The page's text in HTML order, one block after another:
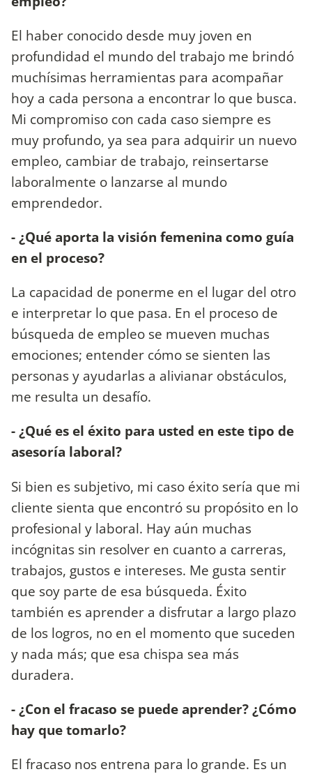
El haber conocido desde muy joven en
profundidad el mundo del trabajo me brindó
muchísimas herramientas para acompañar
hoy a cada persona a encontrar lo que busca.
Mi compromiso con cada caso siempre es
muy profundo, ya sea para adquirir un nuevo
empleo, cambiar de trabajo, reinsertarse
laboralmente o lanzarse al mundo
emprendedor.
- ¿Qué aporta la visión femenina como guía
en el proceso?
La capacidad de ponerme en el lugar del otro
e interpretar lo que pasa. En el proceso de
búsqueda de empleo se mueven muchas
emociones; entender cómo se sienten las
personas y ayudarlas a alivianar obstáculos,
me resulta un desafío.
- ¿Qué es el éxito para usted en este tipo de
asesoría laboral?
Si bien es subjetivo, mi caso éxito sería que mi
cliente sienta que encontró su propósito en lo
profesional y laboral. Hay aún muchas
incógnitas sin resolver en cuanto a carreras,
trabajos, gustos e intereses. Me gusta sentir
que soy parte de esa búsqueda. Éxito
también es aprender a disfrutar a largo plazo
de los logros, no en el momento que suceden
y nada más; que esa chispa sea más
duradera.
- ¿Con el fracaso se puede aprender? ¿Cómo
hay que tomarlo?
El fracaso nos entrena para lo grande. Es un